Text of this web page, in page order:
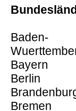
Baden-
Bayern
Berlin
Bremen